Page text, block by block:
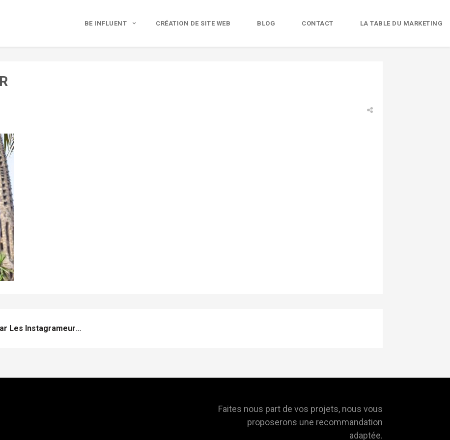
BE INFLUENT CRÉATION DE SITE WEB BLOG CONTACT LA TABLE DU MARKETING
La Sagrada Familia Vue Par Les Instagrameurs Du Monde
Faites nous part de vos projets, nous vous
proposerons une recommandation
adaptée.